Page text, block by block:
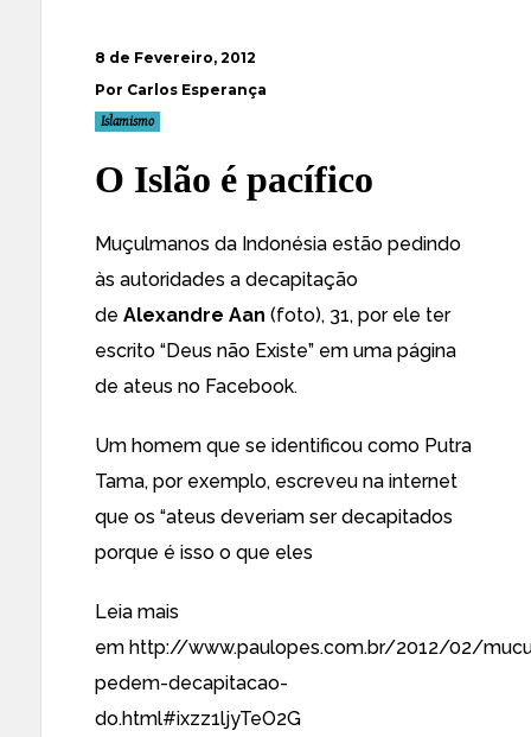
8 de Fevereiro, 2012
Por Carlos Esperança
Islamismo
O Islão é pacífico
Muçulmanos da Indonésia estão pedindo
às autoridades a decapitação
de Alexandre Aan (foto), 31, por ele ter
escrito “Deus não Existe” em uma página
de ateus no Facebook.
Um homem que se identificou como Putra
Tama, por exemplo, escreveu na internet
que os “ateus deveriam ser decapitados
porque é isso o que eles
Leia mais
em http://www.paulopes.com.br/2012/02/
pedem-decapitacao-
do.html#ixzz1ljyTeO2G